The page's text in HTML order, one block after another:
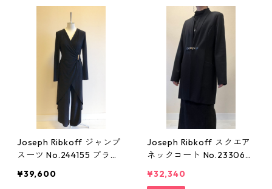
Joseph Ribkoff ジャンプ
スーツ No.244155 ブラッ
黒
¥39,600
Joseph Ribkoff スクエア
ネックコート No.233064
ブコフ
¥32,340